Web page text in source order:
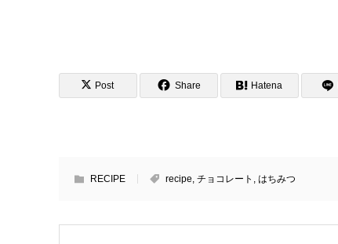
Post Share Hatena
RECIPE recipe, チョコレート , はちみつ